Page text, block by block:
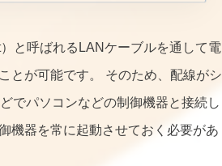
と呼ばれるLANケーブルを通して電
とが可能です。 そのため、配線がシ
でパソコンなどの制御機器と接続し
機器を常に起動させておく必要があ